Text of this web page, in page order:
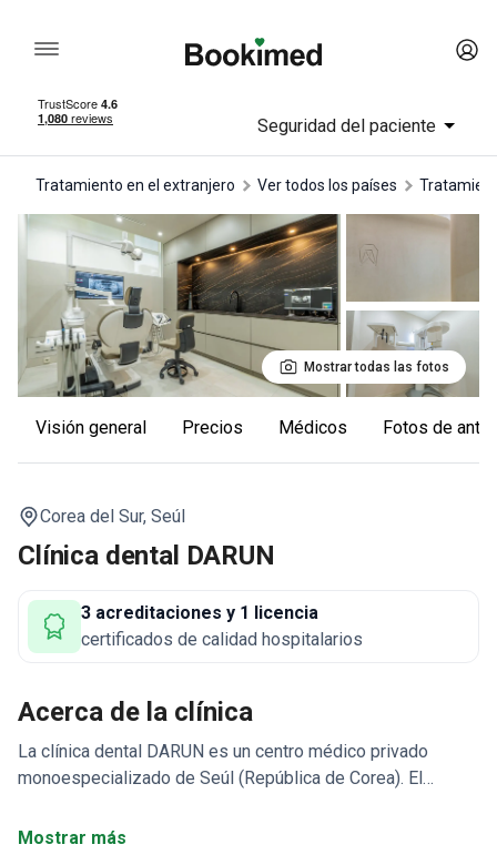
Seguridad del paciente
Tratamiento en el extranjero Ver todos los países
Mostrar todas las fotos
Visión general Precios Médicos Fotos de
Corea del Sur, Seúl
Clínica dental DARUN
3 acreditaciones y 1 licencia
certificados de calidad hospitalarios
Acerca de la clínica
La clínica dental DARUN es un centro médico privado
monoespecializado de Seúl (República de Corea). El
tanto a adultos como a niños. Los pacientes de Asia,
Mostrar más